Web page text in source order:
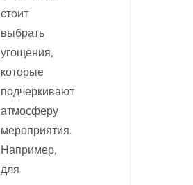
стоит
выбрать
угощения,
которые
подчеркивают
атмосферу
мероприятия.
Например,
для